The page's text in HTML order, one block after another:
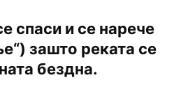
спаси и се нарече
зашто реката се
бездна.